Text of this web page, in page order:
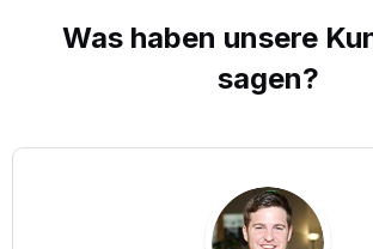
Was haben unsere
sagen?